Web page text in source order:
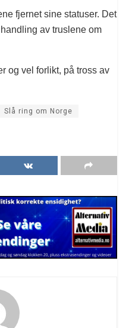
fjernet sine statuser. Det
av truslene om
og vel forlikt, på tross av
Slå ring om Norge